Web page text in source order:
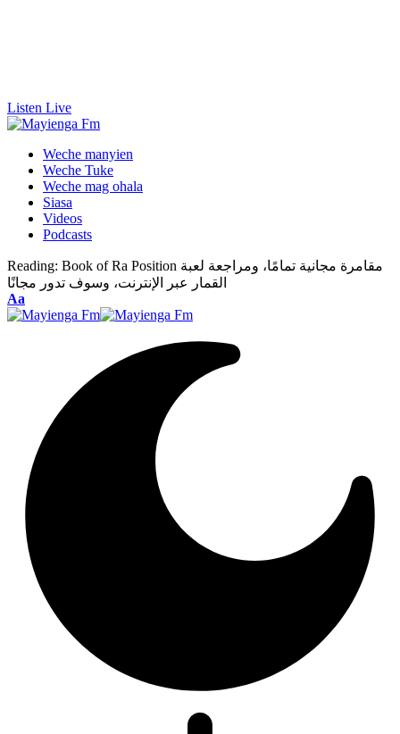
Listen Live
Weche manyien
Weche Tuke
Weche mag ohala
Siasa
Videos
Podcasts
Reading: Book of Ra Position مقامرة مجانية تمامًا، ومراجعة لعبة
القمار عبر الإنترنت، وسوف تدور مجانًا
Font
Resizer
Aa